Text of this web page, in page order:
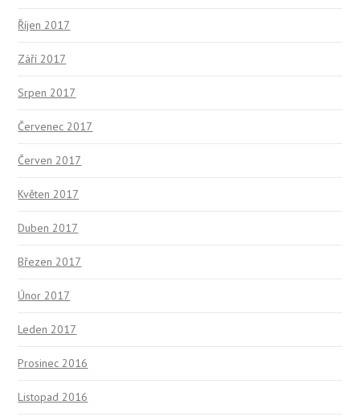
Říjen 2017
Září 2017
Srpen 2017
Červenec 2017
Červen 2017
Květen 2017
Duben 2017
Březen 2017
Únor 2017
Leden 2017
Prosinec 2016
Listopad 2016